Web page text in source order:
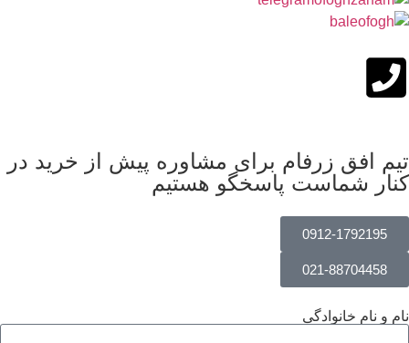
تیم افق زرفام برای مشاوره پیش از خرید در
کنار شماست پاسخگو هستیم
0912-1792195
021-88704458
نام و نام خانوادگی